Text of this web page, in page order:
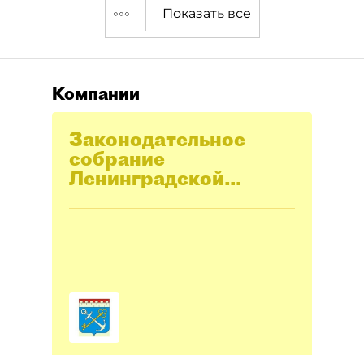
Показать все
Компании
Законодательное
собрание
Ленинградской